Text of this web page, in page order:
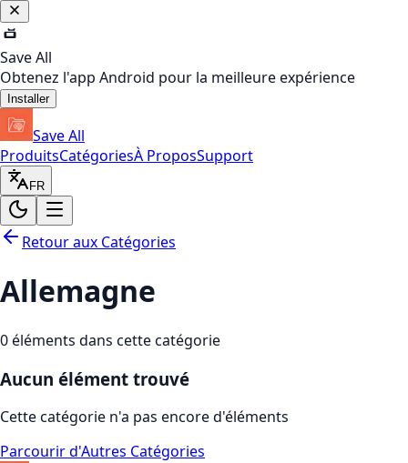
Save All
Obtenez l'app Android pour la meilleure expérience
Installer
Save All
ProduitsCatégoriesÀ ProposSupport
FR
Retour aux Catégories
Allemagne
0éléments dans cette catégorie
Aucun élément trouvé
Cette catégorie n'a pas encore d'éléments
Parcourir d'Autres Catégories